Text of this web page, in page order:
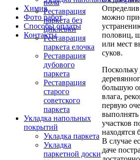
Химия
Фото работ
Способы оплаты
Контакты
пола
Реставрация
паркета без
циклевки
Реставрация
паркета елочка
Реставрация
дубового
паркета
Реставрация
старого
советского
паркета
Укладка напольных
покрытий
Укладка паркета
Укладка
паркетной доски
Определив
можно
половиц,
или мест
суков.
Поскольку
большую
влага,
первую
участков
находятся
В случае
даче